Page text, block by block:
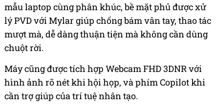
mẫu laptop cùng phân khúc, bề mặt phủ được xử
lý PVD với Mylar giúp chống bám vân tay, thao tác
mượt mà, dễ dàng thuận tiện mà không cần dùng
chuột rời.
Máy cũng được tích hợp Webcam FHD 3DNR với
hình ảnh rõ nét khi hội họp, và phím Copilot khi
cần trợ giúp của trí tuệ nhân tạo.